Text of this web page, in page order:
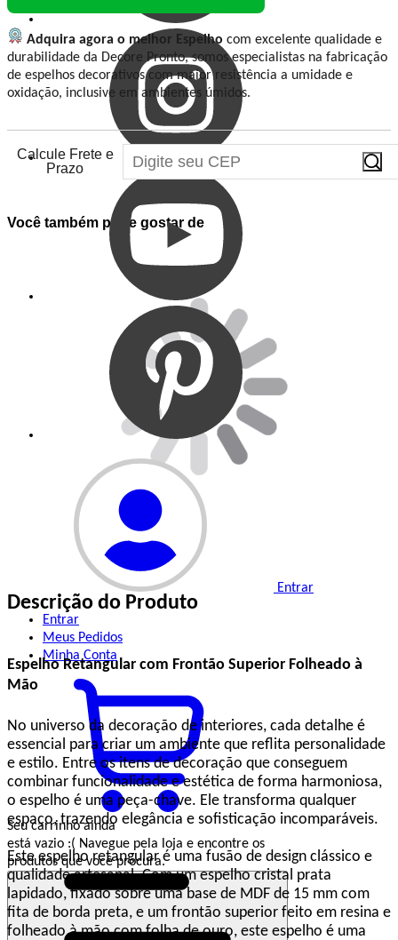
Entrar
Entrar
Meus Pedidos
MinhaConta
Seu carrinho ainda
está vazio :( Navegue pela loja e encontre os
produtos que você procura.
Adquira agora o melhor Espelho com excelente qualidade e
durabilidade da Decore Pronto, somos especialistas na fabricação
de espelhos decorativos com maior resistência a umidade e
oxidação, inclusive em ambientes úmidos.
Calcule Frete e
Prazo
Você também pode gostar de
Descrição do Produto
Espelho Retangular com Frontão Superior Folheado à
Mão
No universo da decoração de interiores, cada detalhe é
essencial para criar um ambiente que reflita personalidade
e estilo. Entre os itens de decoração que conseguem
combinar funcionalidade e estética de forma harmoniosa,
o espelho é uma peça-chave. Ele transforma qualquer
espaço, trazendo elegância e sofisticação incomparáveis.
Este espelho retangular é uma fusão de design clássico e
qualidade artesanal. Com um espelho cristal prata
lapidado, fixado sobre uma base de MDF de 15 mm com
fita de borda preta, e um frontão superior feito em resina e
folheado à mão com folha de ouro, este espelho é uma